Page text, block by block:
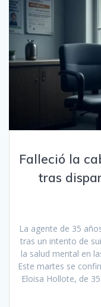
Falleció la
tras
La agente de 35
tras un intento de
la salud mental en
Este martes se
Eloisa Hollote, de